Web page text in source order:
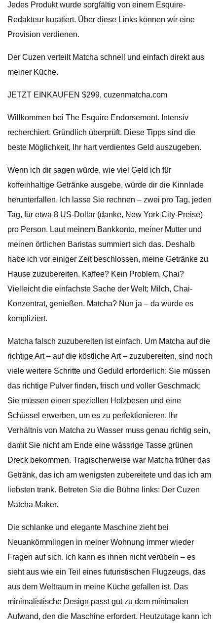
Jedes Produkt wurde sorgfältig von einem Esquire-
Redakteur kuratiert. Über diese Links können wir eine
Provision verdienen.
Der Cuzen verteilt Matcha schnell und einfach direkt aus
meiner Küche.
JETZT EINKAUFEN $299, cuzenmatcha.com
Willkommen bei The Esquire Endorsement. Intensiv
recherchiert. Gründlich überprüft. Diese Tipps sind die
beste Möglichkeit, Ihr hart verdientes Geld auszugeben.
Wenn ich dir sagen würde, wie viel Geld ich für
koffeinhaltige Getränke ausgebe, würde dir die Kinnlade
herunterfallen. Ich lasse Sie rechnen – zwei pro Tag, jeden
Tag, für etwa 8 US-Dollar (danke, New York City-Preise)
pro Person. Laut meinem Bankkonto, meiner Mutter und
meinen örtlichen Baristas summiert sich das. Deshalb
habe ich vor einiger Zeit beschlossen, meine Getränke zu
Hause zuzubereiten. Kaffee? Kein Problem. Chai?
Vielleicht die einfachste Sache der Welt; Milch, Chai-
Konzentrat, genießen. Matcha? Nun ja – da wurde es
kompliziert.
Matcha falsch zuzubereiten ist einfach. Um Matcha auf die
richtige Art – auf die köstliche Art – zuzubereiten, sind noch
viele weitere Schritte und Geduld erforderlich: Sie müssen
das richtige Pulver finden, frisch und voller Geschmack;
Sie müssen einen speziellen Holzbesen und eine
Schüssel erwerben, um es zu perfektionieren. Ihr
Verhältnis von Matcha zu Wasser muss genau richtig sein,
damit Sie nicht am Ende eine wässrige Tasse grünen
Dreck bekommen. Tragischerweise war Matcha früher das
Getränk, das ich am wenigsten zubereitete und das ich am
liebsten trank. Betreten Sie die Bühne links: Der Cuzen
Matcha Maker.
Die schlanke und elegante Maschine zieht bei
Neuankömmlingen in meiner Wohnung immer wieder
Fragen auf sich. Ich kann es ihnen nicht verübeln – es
sieht aus wie ein Teil eines futuristischen Flugzeugs, das
aus dem Weltraum in meine Küche gefallen ist. Das
minimalistische Design passt gut zu dem minimalen
Aufwand, den die Maschine erfordert. Heutzutage kann ich